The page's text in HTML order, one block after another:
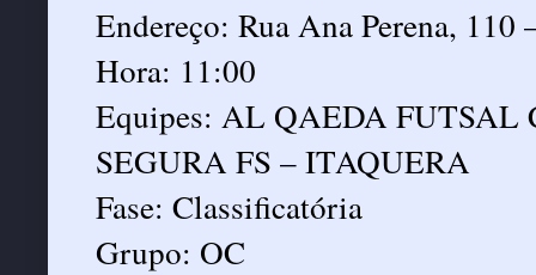
Endereço: Rua Ana Perena, 110
Hora: 11:00
Equipes: AL QAEDA
SEGURA FS – ITAQUERA
Fase: Classificatória
Grupo: OC